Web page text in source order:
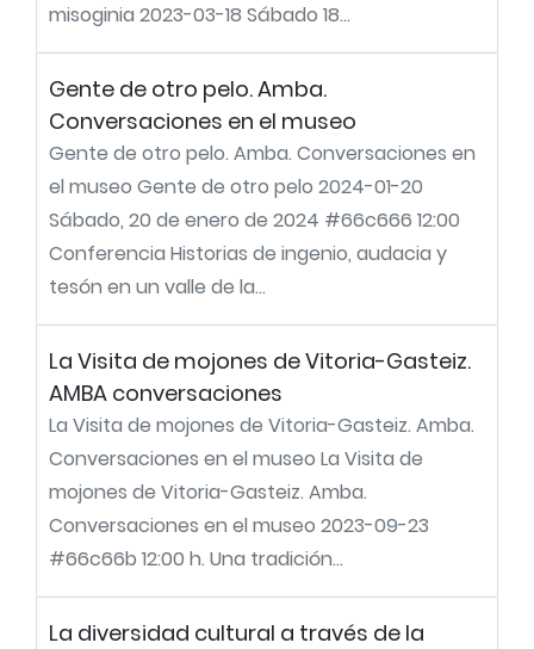
misoginia 2023-03-18 Sábado 18...
Gente de otro pelo. Amba.
Conversaciones en el museo
Gente de otro pelo. Amba. Conversaciones en
el museo Gente de otro pelo 2024-01-20
Sábado, 20 de enero de 2024 #66c666 12:00
Conferencia Historias de ingenio, audacia y
tesón en un valle de la...
La Visita de mojones de Vitoria-Gasteiz.
AMBA conversaciones
La Visita de mojones de Vitoria-Gasteiz. Amba.
Conversaciones en el museo La Visita de
mojones de Vitoria-Gasteiz. Amba.
Conversaciones en el museo 2023-09-23
#66c66b 12:00 h. Una tradición...
La diversidad cultural a través de la